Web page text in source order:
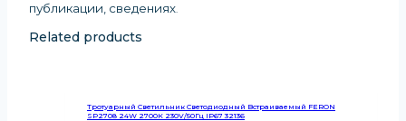
публикации, сведениях.
Related products
Тротуарный Светильник Светодиодный Встраиваемый FERON
SP2708 24W 2700К 230V/50Гц IP67 32136